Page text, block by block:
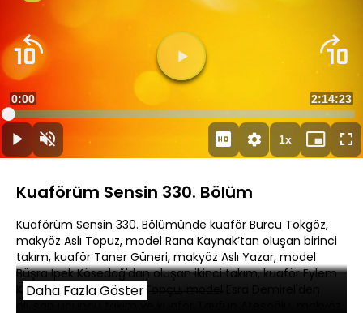
DuraklatSesi
Aç
Süre
0:00 Toplam
Süre
2:14:23
Yüklendi:
0.13%
1xOynatma
Hızı
Mini
oynatıcı
Kuaförüm Sensin 330. Bölüm
Kuaförüm Sensin 330. Bölümünde kuaför Burcu Tokgöz,
makyöz Aslı Topuz, model Rana Kaynak’tan oluşan birinci
takım, kuaför Taner Güneri, makyöz Aslı Yazar, model
Büşra İpek Kösedağ'dan oluşan ikinci takım, kuaför Eylem
Kaya, makyöz Meltem Topçu, model Esra Demirel'den
Daha Fazla Göster